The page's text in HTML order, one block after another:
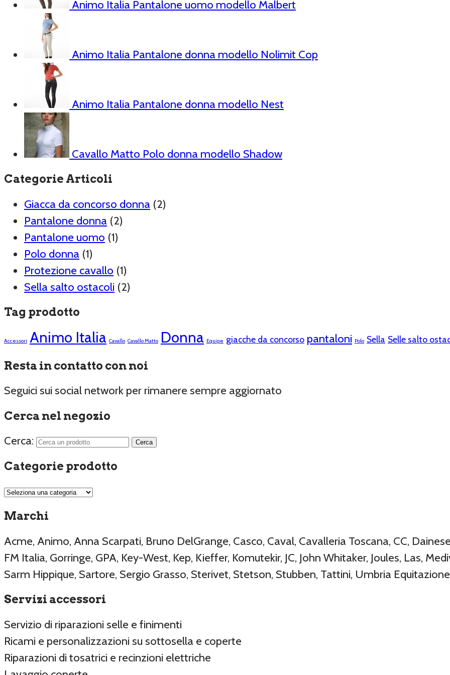
Animo Italia Pantalone uomo modello Malbert
Animo Italia Pantalone donna modello Nolimit Cop
Animo Italia Pantalone donna modello Nest
Cavallo Matto Polo donna modello Shadow
Categorie Articoli
Giacca da concorso donna (2)
Pantalone donna (2)
Pantalone uomo (1)
Polo donna (1)
Protezione cavallo (1)
Sella salto ostacoli (2)
Tag prodotto
Accessori Animo Italia Cavallo Cavallo Matto Donna Equipe giacche da concorso pantaloni Polo Sella Selle salto
Resta in contatto con noi
Seguici sui social network per rimanere sempre aggiornato
Cerca nel negozio
Cerca:
Categorie prodotto
Marchi
Acme, Animo, Anna Scarpati, Bruno DelGrange, Casco, Caval, Cavalleria Toscana, CC,
FM Italia, Gorringe, GPA, Key-West, Kep, Kieffer, Komutekir, JC, John Whitaker, Joules, Las,
Sarm Hippique, Sartore, Sergio Grasso, Sterivet, Stetson, Stubben, Tattini, Umbria
Servizi accessori
Servizio di riparazioni selle e finimenti
Ricami e personalizzazioni su sottosella e coperte
Riparazioni di tosatrici e recinzioni elettriche